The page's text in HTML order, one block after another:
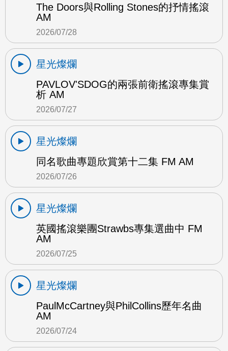
The Doors與Rolling Stones的抒情搖滾
AM
2026/07/28
星光燦爛
PAVLOV'SDOG的兩張前衛搖滾專集賞
析 AM
2026/07/27
星光燦爛
同名歌曲專題欣賞第十二集 FM AM
2026/07/26
星光燦爛
英國搖滾樂團Strawbs專集選曲中 FM
AM
2026/07/25
星光燦爛
PaulMcCartney與PhilCollins歷年名曲
AM
2026/07/24